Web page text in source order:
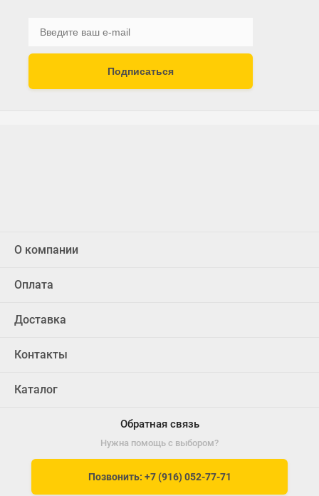
Подписаться
О компании
Оплата
Доставка
Контакты
Каталог
Обратная связь
Нужна помощь с выбором?
Позвонить: +7 (916) 052-77-71